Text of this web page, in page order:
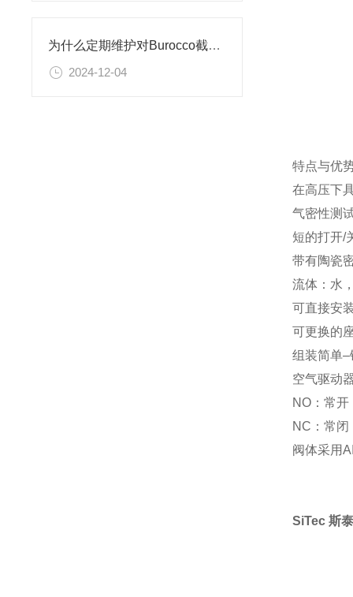
为什么定期维护对Burocco截止阀至关重要？
2024-12-04
特点与优
在高压下
气密性测
短的打开/
带有陶瓷
流体：水
可直接安
可更换的
组装简单
空气驱动
NO：常
NC：常闭
阀体采用
SiTec 斯